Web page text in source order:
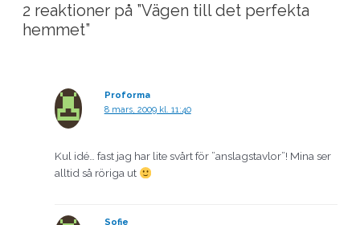
2 reaktioner på ”Vägen till det perfekta
hemmet”
Proforma
8 mars, 2009 kl. 11:40
Kul idé… fast jag har lite svårt för ”anslagstavlor”! Mina ser
alltid så röriga ut
Sofie